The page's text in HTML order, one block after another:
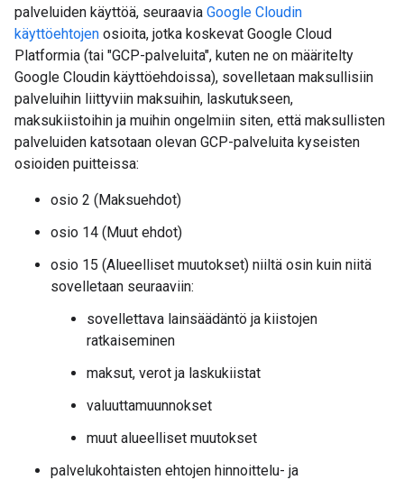
palveluiden käyttöä, seuraavia Google Cloudin
käyttöehtojen osioita, jotka koskevat Google Cloud
Platformia (tai "GCP-palveluita", kuten ne on määritelty
Google Cloudin käyttöehdoissa), sovelletaan maksullisiin
palveluihin liittyviin maksuihin, laskutukseen,
maksukiistoihin ja muihin ongelmiin siten, että maksullisten
palveluiden katsotaan olevan GCP-palveluita kyseisten
osioiden puitteissa:
osio 2 (Maksuehdot)
osio 14 (Muut ehdot)
osio 15 (Alueelliset muutokset) niiltä osin kuin niitä
sovelletaan seuraaviin:
sovellettava lainsäädäntö ja kiistojen
ratkaiseminen
maksut, verot ja laskukiistat
valuuttamuunnokset
muut alueelliset muutokset
palvelukohtaisten ehtojen hinnoittelu- ja